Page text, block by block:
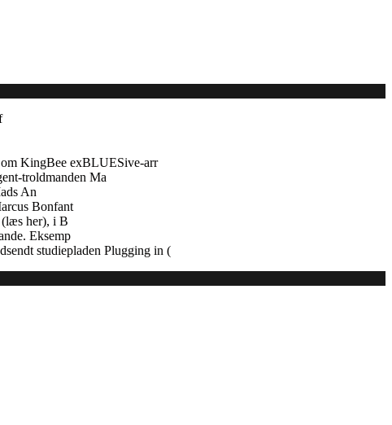
KingBee exBLUESive-arr
troldmanden Ma
An
Bonfant
her), i B
Eksemp
studiepladen Plugging in (